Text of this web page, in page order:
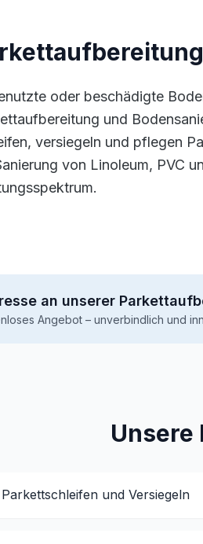
oder beschädigte
und
versiegeln und pflegen
von Linoleum, PVC
an unserer
Angebot – unverbindlich und
Unsere
Parkettschleifen und Versiegeln